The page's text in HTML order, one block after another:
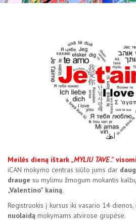
Meilės dieną ištark „MYLIU TAVE..”
iCAN mokymo centras siūlo jums dar
drauge su mylimu žmogum mokantis
„Valentino” kainą.
Registruokis į kursus iki vasario 14 dienos,
nuolaidą mokymams atvirose grupėse.